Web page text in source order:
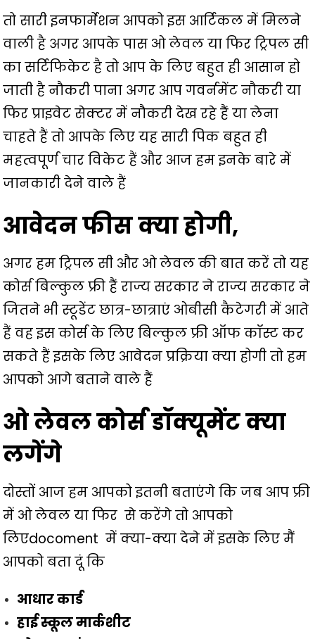
तो सारी इनफार्मेशन आपको इस आर्टिकल में मिलने
वाली है अगर आपके पास ओ लेवल या फिर ट्रिपल सी
का सर्टिफिकेट है तो आप के लिए बहुत ही आसान हो
जाती है नौकरी पाना अगर आप गवर्नमेंट नौकरी या
फिर प्राइवेट सेक्टर में नौकरी देख रहे हैं या लेना
चाहते हैं तो आपके लिए यह सारी पिक बहुत ही
महत्वपूर्ण चार विकेट हैं और आज हम इनके बारे में
जानकारी देने वाले हैं
आवेदन फीस क्या होगी,
अगर हम ट्रिपल सी और ओ लेवल की बात करें तो यह
कोर्स बिल्कुल फ्री हैं राज्य सरकार ने राज्य सरकार ने
जितने भी स्टूडेंट छात्र-छात्राएं ओबीसी कैटेगरी में आते
हैं वह इस कोर्स के लिए बिल्कुल फ्री ऑफ कॉस्ट कर
सकते हैं इसके लिए आवेदन प्रक्रिया क्या होगी तो हम
आपको आगे बताने वाले हैं
ओ लेवल कोर्स डॉक्यूमेंट क्या
लगेंगे
दोस्तों आज हम आपको इतनी बताएंगे कि जब आप फ्री
में ओ लेवल या फिर से करेंगे तो आपको
लिएdocoment में क्या-क्या देने में इसके लिए मैं
आपको बता दूं कि
आधार कार्ड
हाई स्कूल मार्कशीट